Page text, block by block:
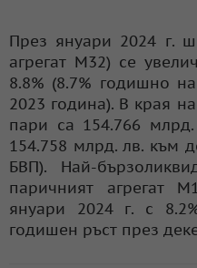
През януари 2024 г.
агрегат М32) се
8.8% (8.7% годишно
2023 година). В края
пари са 154.766
154.758 млрд. лв. към
БВП). Най-
паричният агрегат
януари 2024 г. с
годишен ръст през